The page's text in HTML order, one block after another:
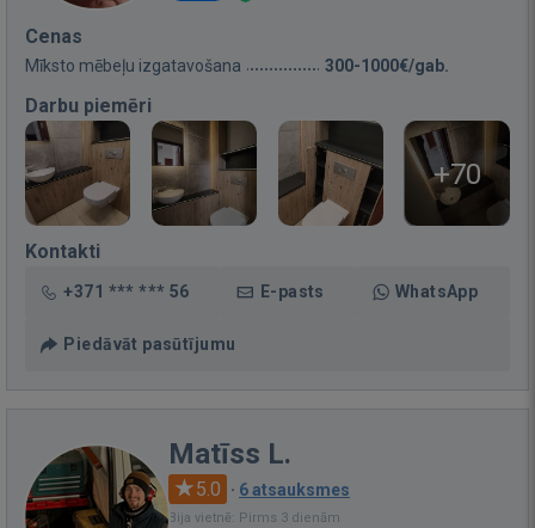
Cenas
Mīksto mēbeļu izgatavošana 300-1000€/gab.
Darbu piemēri
+70
Kontakti
+371 *** *** 56 E-pasts WhatsApp
Piedāvāt pasūtījumu
Matīss L.
5.0 · 6 atsauksmes
Bija vietnē: Pirms 3 dienām